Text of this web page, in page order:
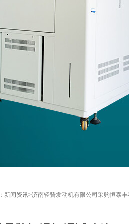
新闻资讯>济南轻骑发动机有限公司采购恒泰